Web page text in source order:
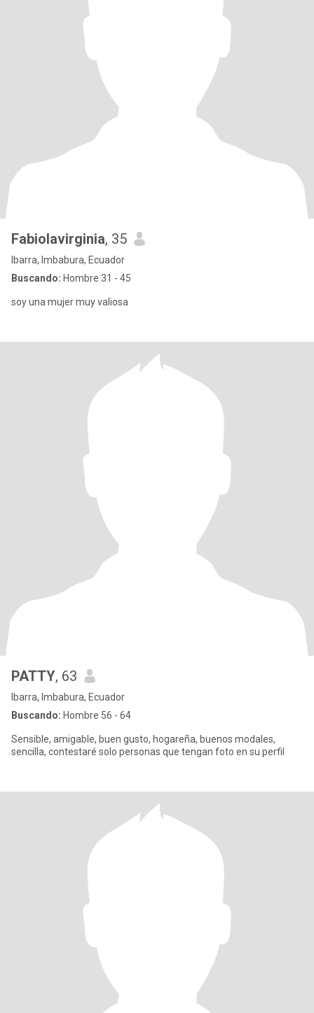
Fabiolavirginia, 35
Ibarra, Imbabura, Ecuador
Buscando: Hombre 31 - 45
soy una mujer muy valiosa
PATTY, 63
Ibarra, Imbabura, Ecuador
Buscando: Hombre 56 - 64
Sensible, amigable, buen gusto, hogareña, buenos modales,
sencilla, contestaré solo personas que tengan foto en su perfil